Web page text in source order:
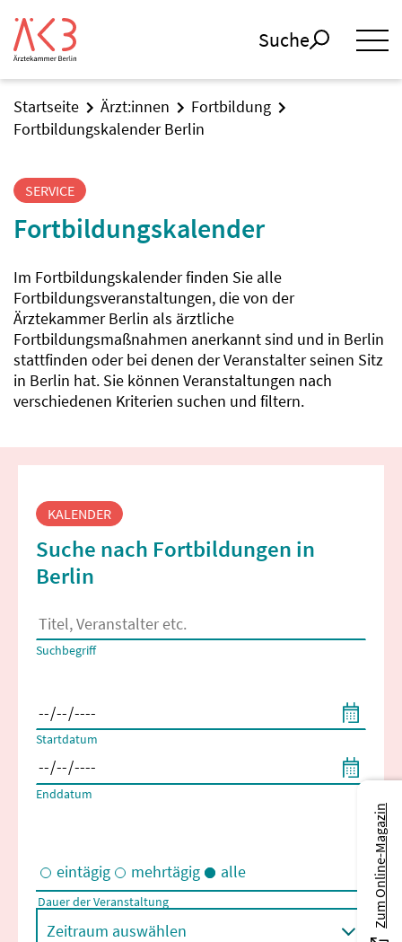
Suche
Startseite Ärzt:innen
Fortbildung
Fortbildungskalender Berlin
SERVICE
Fortbildungskalender
Im Fortbildungskalender finden Sie alle
Fortbildungsveranstaltungen, die von der
Ärztekammer Berlin als ärztliche
Fortbildungsmaßnahmen anerkannt sind und in Berlin
stattfinden oder bei denen der Veranstalter seinen Sitz
in Berlin hat. Sie können Veranstaltungen nach
verschiedenen Kriterien suchen und filtern.
Fortbildungssuche
KALENDER
Suche nach Fortbildungen in
Berlin
Es erscheinen Suchvorschläge, wenn mindestens 2 Zeichen
Suchbegriff
Startdatum
Enddatum
Eintägige und/oder mehrtägige Veranstaltungen
eintägig mehrtägig alle
Dauer der Veranstaltung
Zeitraum auswählen
Zum Online-Magazin